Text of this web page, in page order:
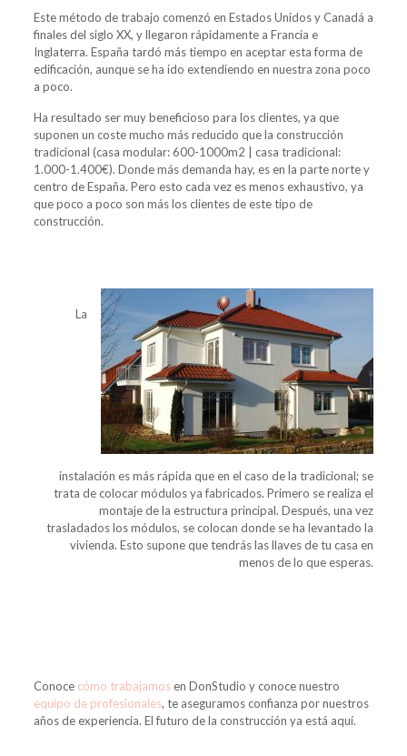
Este método de trabajo comenzó en Estados Unidos y Canadá a
finales del siglo XX, y llegaron rápidamente a Francia e
Inglaterra. España tardó más tiempo en aceptar esta forma de
edificación, aunque se ha ido extendiendo en nuestra zona poco
a poco.
Ha resultado ser muy beneficioso para los clientes, ya que
suponen un coste mucho más reducido que la construcción
tradicional (casa modular: 600-1000m2 | casa tradicional:
1.000-1.400€). Donde más demanda hay, es en la parte norte y
centro de España. Pero esto cada vez es menos exhaustivo, ya
que poco a poco son más los clientes de este tipo de
construcción.
La
instalación es más rápida que en el caso de la tradicional; se
trata de colocar módulos ya fabricados. Primero se realiza el
montaje de la estructura principal. Después, una vez
trasladados los módulos, se colocan donde se ha levantado la
vivienda. Esto supone que tendrás las llaves de tu casa en
menos de lo que esperas.
Conoce cómo trabajamosen DonStudio y conoce nuestro
equipo de profesionales, te aseguramos confianza por nuestros
años de experiencia. El futuro de la construcción ya está aquí.